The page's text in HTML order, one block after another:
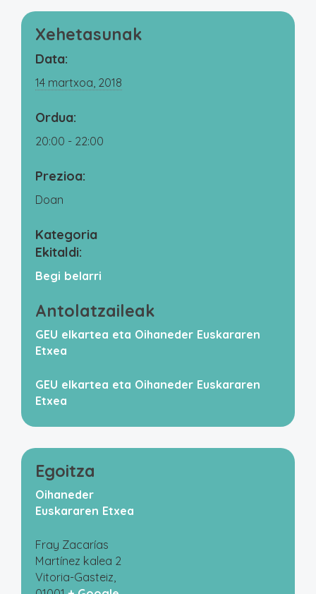
Xehetasunak
Data:
14 martxoa, 2018
Ordua:
20:00 - 22:00
Prezioa:
Doan
Kategoria
Ekitaldi:
Begi belarri
Antolatzaileak
GEU elkartea eta Oihaneder Euskararen
Etxea
GEU elkartea eta Oihaneder Euskararen
Etxea
Egoitza
Oihaneder
Euskararen Etxea
Fray Zacarías
Martínez kalea 2
Vitoria-Gasteiz,